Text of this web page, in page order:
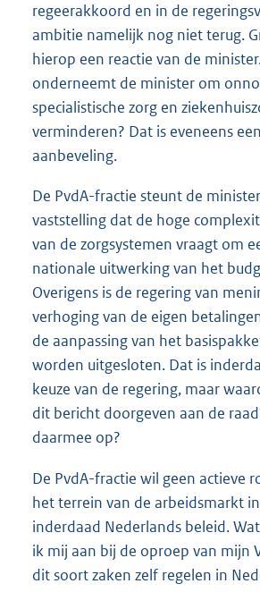
regeerakkoord en in de
ambitie namelijk nog niet terug.
hierop een reactie van de
onderneemt de minister om
specialistische zorg en
verminderen? Dat is eveneens
aanbeveling.
De PvdA-fractie steunt de
vaststelling dat de hoge
van de zorgsystemen vraagt om
nationale uitwerking van het
Overigens is de regering van
verhoging van de eigen
de aanpassing van het
worden uitgesloten. Dat is
keuze van de regering, maar
dit bericht doorgeven aan de
daarmee op?
De PvdA-fractie wil geen actieve
het terrein van de arbeidsmarkt
inderdaad Nederlands beleid.
ik mij aan bij de oproep van mijn
dit soort zaken zelf regelen in